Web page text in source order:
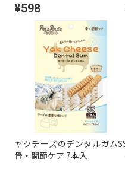
¥598
ヤクチーズのデンタルガム
骨・関節ケア 7本入